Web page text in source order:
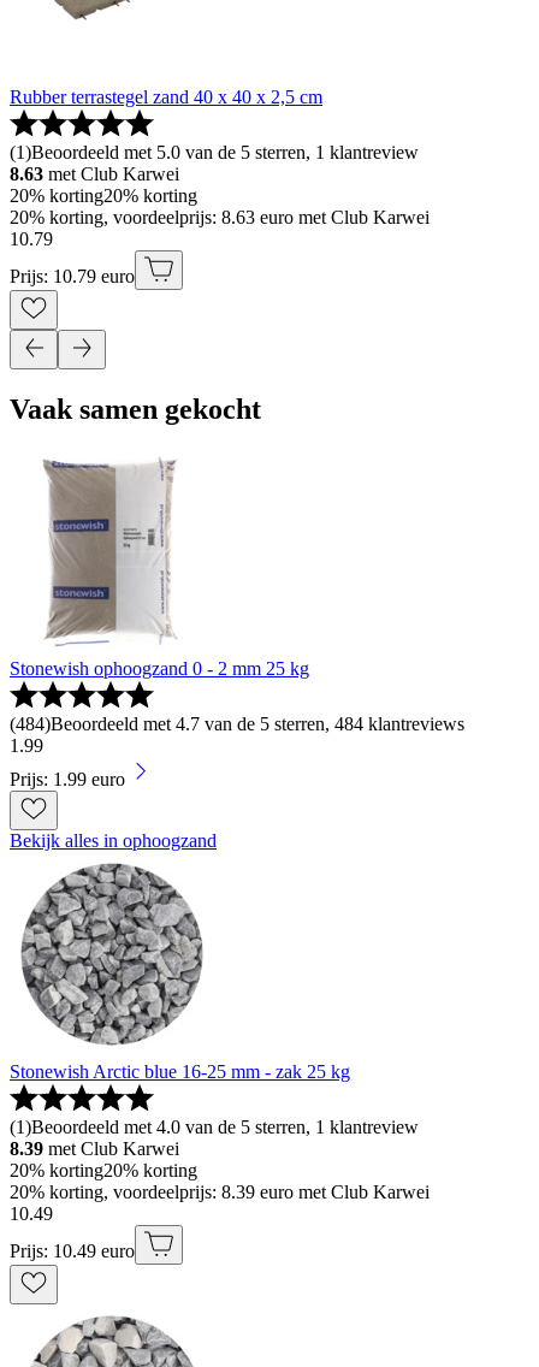
Rubber terrastegel zand 40 x 40 x 2,5 cm
(1)Beoordeeld met 5.0 van de 5 sterren, 1 klantreview
8.63 met Club Karwei
20% korting20% korting
20% korting, voordeelprijs: 8.63 euro met Club Karwei
10.79
Prijs: 10.79 euro
Vaak samen gekocht
Stonewish ophoogzand 0 - 2 mm 25 kg
(484)Beoordeeld met 4.7 van de 5 sterren, 484 klantreviews
1.99
Prijs: 1.99 euro
Bekijk alles in ophoogzand
Stonewish Arctic blue 16-25 mm - zak 25 kg
(1)Beoordeeld met 4.0 van de 5 sterren, 1 klantreview
8.39 met Club Karwei
20% korting20% korting
20% korting, voordeelprijs: 8.39 euro met Club Karwei
10.49
Prijs: 10.49 euro